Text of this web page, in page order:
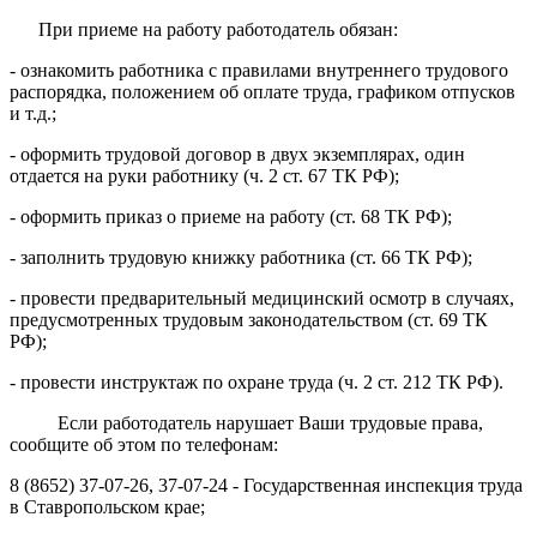
При приеме на работу работодатель обязан:
- ознакомить работника с правилами внутреннего трудового
распорядка, положением об оплате труда, графиком отпусков
и т.д.;
- оформить трудовой договор в двух экземплярах, один
отдается на руки работнику (ч. 2 ст. 67 ТК РФ);
- оформить приказ о приеме на работу (ст. 68 ТК РФ);
- заполнить трудовую книжку работника (ст. 66 ТК РФ);
- провести предварительный медицинский осмотр в случаях,
предусмотренных трудовым законодательством (ст. 69 ТК
РФ);
- провести инструктаж по охране труда (ч. 2 ст. 212 ТК РФ).
Если работодатель нарушает Ваши трудовые права,
сообщите об этом по телефонам:
8 (8652) 37-07-26, 37-07-24 - Государственная инспекция труда
в Ставропольском крае;